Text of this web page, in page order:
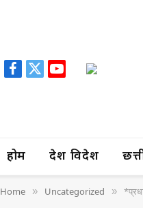
Facebook
X
YouTube
होम देश विदेश
Home » Uncategorized »